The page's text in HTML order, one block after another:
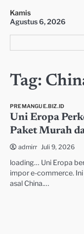
content
Kamis
Agustus 6, 2026
Tag:
PREMANGUE.BIZ.ID
Uni Eropa
Paket Murah
admin Juli 9, 2026
loading… Uni Eropa
impor e-commerce.
asal China.…